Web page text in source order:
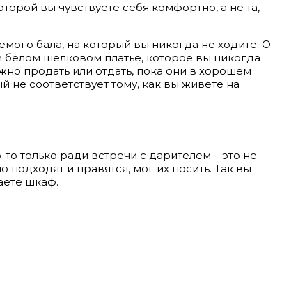
вы чувствуете себя комфортно, а не та,
бала, на который вы никогда не ходите. О
шелковом платье, которое вы никогда
продать или отдать, пока они в хорошем
соответствует тому, как вы живете на
только ради встречи с дарителем – это не
подходят и нравятся, мог их носить. Так вы
шкаф.